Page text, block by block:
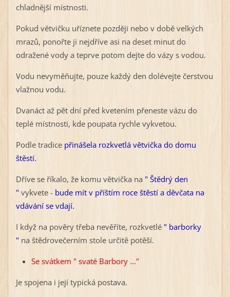
chladnější místnosti.
Pokud větvičku uříznete později nebo v době velkých
mrazů, ponořte ji nejdříve asi na deset minut do
odražené vody a teprve potom dejte do vázy s vodou.
Vodu nevyměňujte, pouze každý den dolévejte čerstvou
vlažnou vodu.
Dvanáct až pět dní před kvetením přeneste vázu do
teplé místnosti, kde poupata rychle vykvetou.
Podle tradice přinášela rozkvetlá větvička do domu
štěstí.
Dříve se říkalo, že komu větvička na " Štědrý den
" vykvete - bude mít v příštím roce štěstí a děvčata na
vdávání se vdají.
I když na pověry třeba nevěříte, rozkvetlé " barborky
" na štědrovečerním stole určitě potěší.
Se svátkem " svaté Barbory ..."
Je spojena i její typická postava.